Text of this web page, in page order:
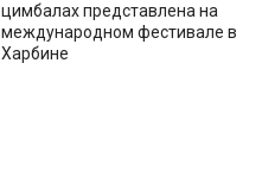
цимбалах представлена на
международном фестивале в
Харбине